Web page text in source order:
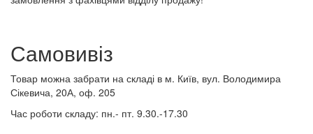
Самовивіз
Товар можна забрати на складі в м. Київ, вул. Володимира
Сікевича, 20А, оф. 205
Час роботи складу: пн.- пт. 9.30.-17.30